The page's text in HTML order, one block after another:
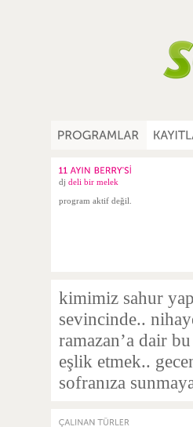
dj deli bir melek
program aktif değil.
kimimiz sahur
sevincinde..
ramazan’a dair
eşlik etmek..
sofranıza